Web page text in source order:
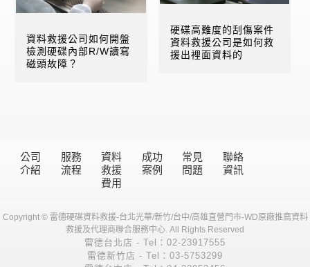
資料救援公司如何開盤
檢測硬碟內部R/W讀寫
磁頭故障？
硬碟高難度的刮傷案件
資料救援公司是如何救
援出裡面資料的
公司
介紹
服務
流程
資料
救援
費用
成功
案例
常見
問題
聯絡
資訊
Copyright © 雷德硬碟資料救援-台北光華/新竹/台中/高雄直營門市-WD原廠推廌資料
救援及代理商聯合服務中心. All Rights Reserved
雷德台北店 - Tel：02-23917555
雷德新竹店 - Tel：03-5753299